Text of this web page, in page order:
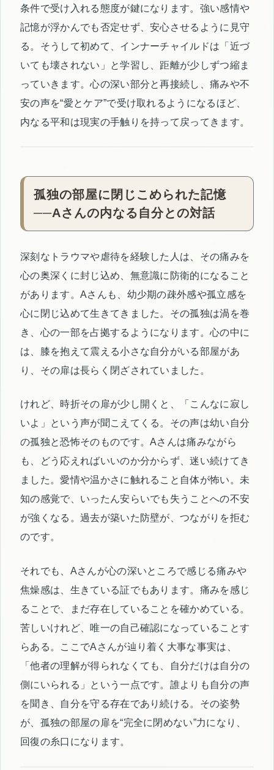
条件で受け入れる態度が鍵になります。強い感情や
記憶が浮かんでも否定せず、安心させるように見守
る。そうして初めて、インナーチャイルドは「近づ
いても壊されない」と学習し、距離が少しずつ縮ま
っていきます。心の深い部分と再接続し、痛みや不
安の声を“愛とケア”で受け取れるようになるほど、
内なる平和は現実の手触りを持って戻ってきます。
孤独の部屋に閉じこめられた記憶
──Aさんの内なる自分との対話
深刻なトラウマや虐待を経験した人は、その痛みを
心の奥深くに封じ込め、無意識に防衛的になること
があります。Aさんも、幼少期の疎外感や孤立感を
心に閉じ込めて生きてきました。その孤独は渦を巻
き、心の一部を占拠するようになります。心の中に
は、膝を抱えて震える小さな自分がいる部屋があ
り、その扉は長らく閉ざされていました。
けれど、時折その扉が少し開くと、「こんなに寂し
いよ」という声が聞こえてくる。その声は幼い自分
の孤独と恐怖そのものです。Aさんは痛みながら
も、どう応えればいいのか分からず、迷い続けてき
ました。愛情や温かさに触れること自体が怖い。未
知の感覚で、いったん安らいでも失うことへの不安
が強くなる。過去が築いた防壁が、つながりを拒む
のです。
それでも、Aさんが心の深いところで感じる痛みや
焦燥感は、生きている証でもあります。痛みを感じ
ることで、まだ存在していることを確かめている。
苦しいけれど、唯一の自己確認になっていることす
らある。ここでAさんが辿り着く大事な事実は、
「他者の理解が得られなくても、自分だけは自分の
側にいられる」という一点です。誰よりも自分の声
を聞き、自分を守る存在であり続ける。その姿勢
が、孤独の部屋の扉を“完全に閉めない”力になり、
回復の糸口になります。